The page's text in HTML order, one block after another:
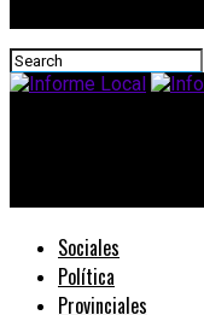
Sociales
Política
Provinciales